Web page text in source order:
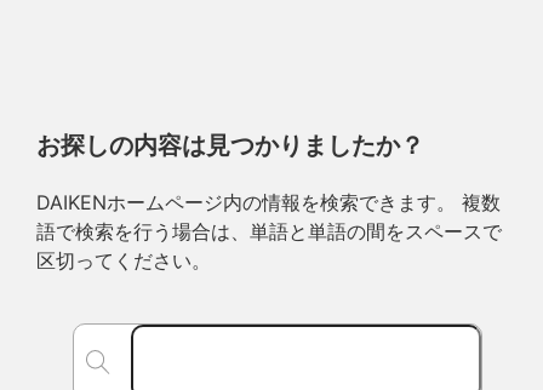
お探しの内容は見つかりましたか？
DAIKENホームページ内の情報を検索できます。 複数
語で検索を行う場合は、単語と単語の間をスペースで
区切ってください。